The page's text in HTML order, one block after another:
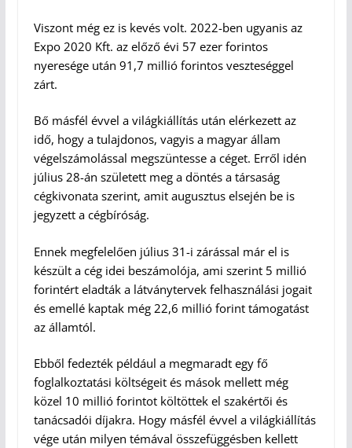
Viszont még ez is kevés volt. 2022-ben ugyanis az
Expo 2020 Kft. az előző évi 57 ezer forintos
nyeresége után 91,7 millió forintos veszteséggel
zárt.
Bő másfél évvel a világkiállítás után elérkezett az
idő, hogy a tulajdonos, vagyis a magyar állam
végelszámolással megszüntesse a céget. Erről idén
július 28-án született meg a döntés a társaság
cégkivonata szerint, amit augusztus elsején be is
jegyzett a cégbíróság.
Ennek megfelelően július 31-i zárással már el is
készült a cég idei beszámolója, ami szerint 5 millió
forintért eladták a látványtervek felhasználási jogait
és emellé kaptak még 22,6 millió forint támogatást
az államtól.
Ebből fedezték például a megmaradt egy fő
foglalkoztatási költségeit és mások mellett még
közel 10 millió forintot költöttek el szakértői és
tanácsadói díjakra. Hogy másfél évvel a világkiállítás
vége után milyen témával összefüggésben kellett